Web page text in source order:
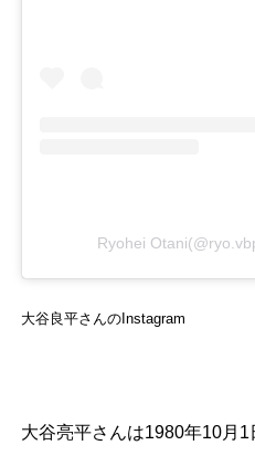
Ryohei
大谷良平さんのInstagram
大谷亮平さんは1980年10月